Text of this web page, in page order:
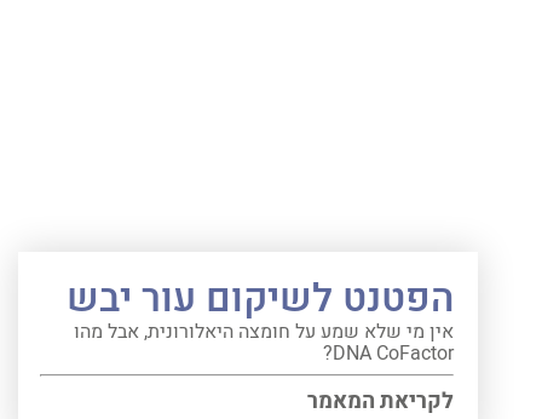
הפטנט לשיקום עור יבש
אין מי שלא שמע על חומצה היאלורונית, אבל מהו
DNA CoFactor?
לקריאת המאמר